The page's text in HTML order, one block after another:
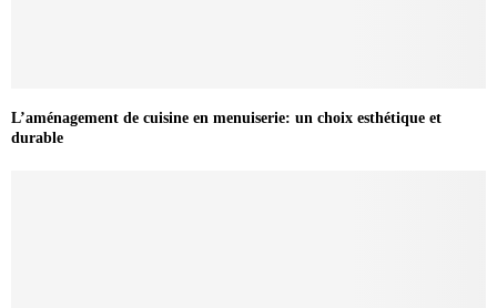
L’aménagement de cuisine en menuiserie: un choix esthétique et
durable